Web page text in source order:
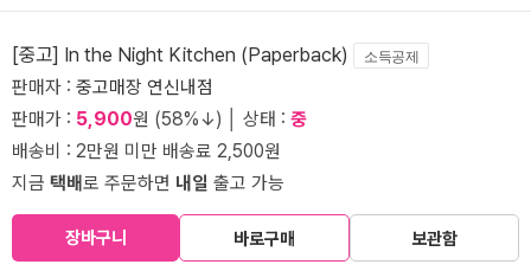
[중고] In the Night Kitchen (Paperback) 소득공제
판매자 : 중고매장 연신내점
판매가 : 5,900원 (58%↓) │ 상태 : 중
배송비 : 2만원 미만 배송료 2,500원
지금 택배로 주문하면 내일 출고 가능
장바구니 바로구매 보관함